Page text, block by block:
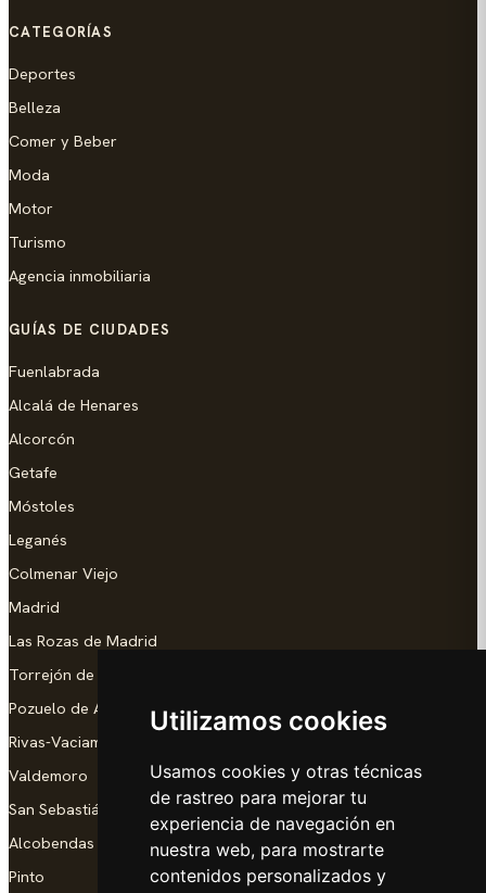
Utilizamos cookies
Usamos cookies y otras técnicas
de rastreo para mejorar tu
experiencia de navegación en
nuestra web, para mostrarte
contenidos personalizados y
CATEGORÍAS
Deportes
Belleza
Comer y Beber
Moda
Motor
Turismo
Agencia inmobiliaria
GUÍAS DE CIUDADES
Fuenlabrada
Alcalá de Henares
Alcorcón
Getafe
Móstoles
Leganés
Colmenar Viejo
Madrid
Las Rozas de Madrid
Torrejón de Ardoz
Pozuelo de Alarcón
Rivas-Vaciamadrid
Valdemoro
San Sebastián de los Reyes
Alcobendas
Pinto